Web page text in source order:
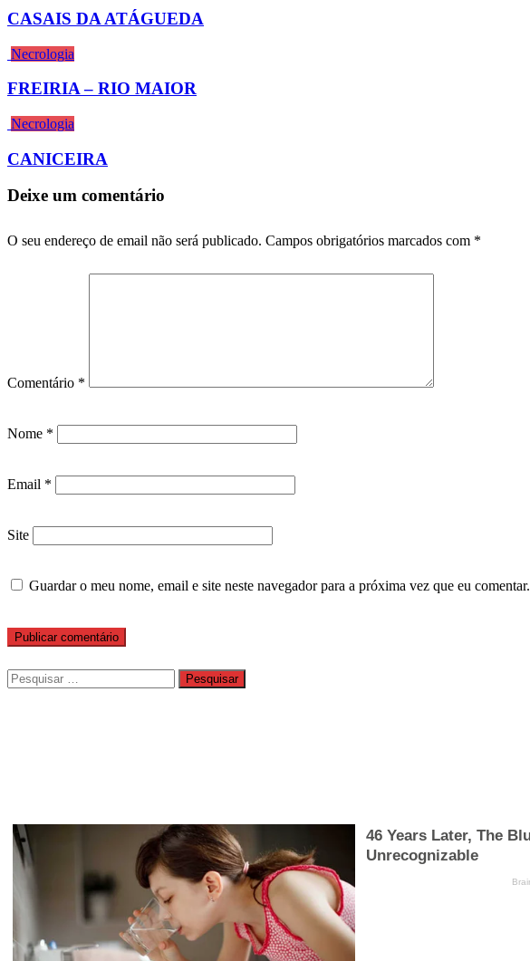
CASAIS DA ATÁGUEDA
Necrologia
FREIRIA – RIO MAIOR
Necrologia
CANICEIRA
Deixe um comentário
O seu endereço de email não será publicado. Campos obrigatórios marcados com *
Comentário *
Nome *
Email *
Site
Guardar o meu nome, email e site neste navegador para a próxima vez que eu comentar.
Pesquisar
por: